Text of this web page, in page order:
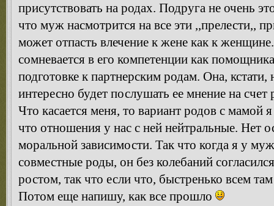
присутствовать на родах. Подруга не очень
что муж насмотрится на все эти ,,прелести,,
может отпасть влечение к жене как к
сомневается в его компетенции как
подготовке к партнерским родам. Она,
интересно будет послушать ее мнение на
Что касается меня, то вариант родов с мамой
что отношения у нас с ней нейтральные. Нет
моральной зависимости. Так что когда я у
совместные роды, он без колебаний
ростом, так что если что, быстренько всем
Потом еще напишу, как все прошло